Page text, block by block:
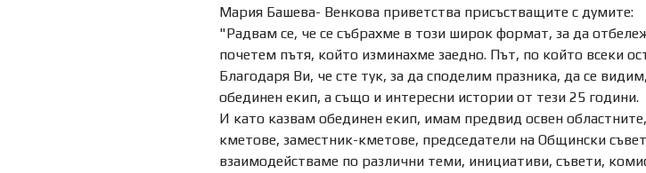
Мария Башева- Венкова приветства присъстващите с думите:
"Радвам се, че се събрахме в този широк формат, за да
почетем пътя, който изминахме заедно. Път, по който всеки
Благодаря Ви, че сте тук, за да споделим празника, да се
обединен екип, а също и интересни истории от тези 25 години.
И като казвам обединен екип, имам предвид освен
кметове, заместник-кметове, председатели на Общински
взаимодействаме по различни теми, инициативи, съвети,